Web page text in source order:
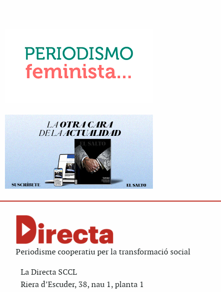
Periodisme cooperatiu per la transformació social
La Directa SCCL
Riera d’Escuder, 38, nau 1, planta 1